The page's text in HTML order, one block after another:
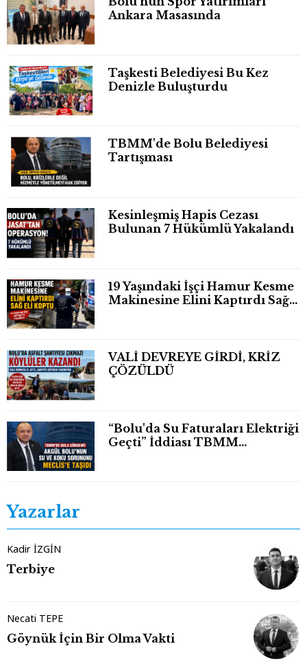
Ankara Masasında
Taşkesti Belediyesi Bu Kez
Denizle Buluşturdu
TBMM'de Bolu Belediyesi
Tartışması
Kesinleşmiş Hapis Cezası
Bulunan 7 Hükümlü Yakalandı
19 Yaşındaki İşçi Hamur Kesme
Makinesine Elini Kaptırdı Sağ
VALİ DEVREYE GİRDİ, KRİZ
ÇÖZÜLDÜ
“Bolu'da Su Faturaları Elektriği
Geçti” İddiası TBMM
Yazarlar
Kadir İZGİN
Terbiye
Necati TEPE
Göynük İçin Bir Olma Vakti